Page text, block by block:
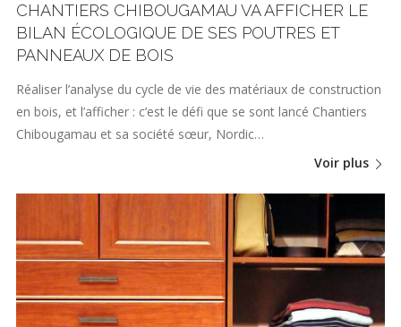
CHANTIERS CHIBOUGAMAU VA AFFICHER LE
BILAN ÉCOLOGIQUE DE SES POUTRES ET
PANNEAUX DE BOIS
Réaliser l’analyse du cycle de vie des matériaux de construction
en bois, et l’afficher : c’est le défi que se sont lancé Chantiers
Chibougamau et sa société sœur, Nordic…
Voir plus